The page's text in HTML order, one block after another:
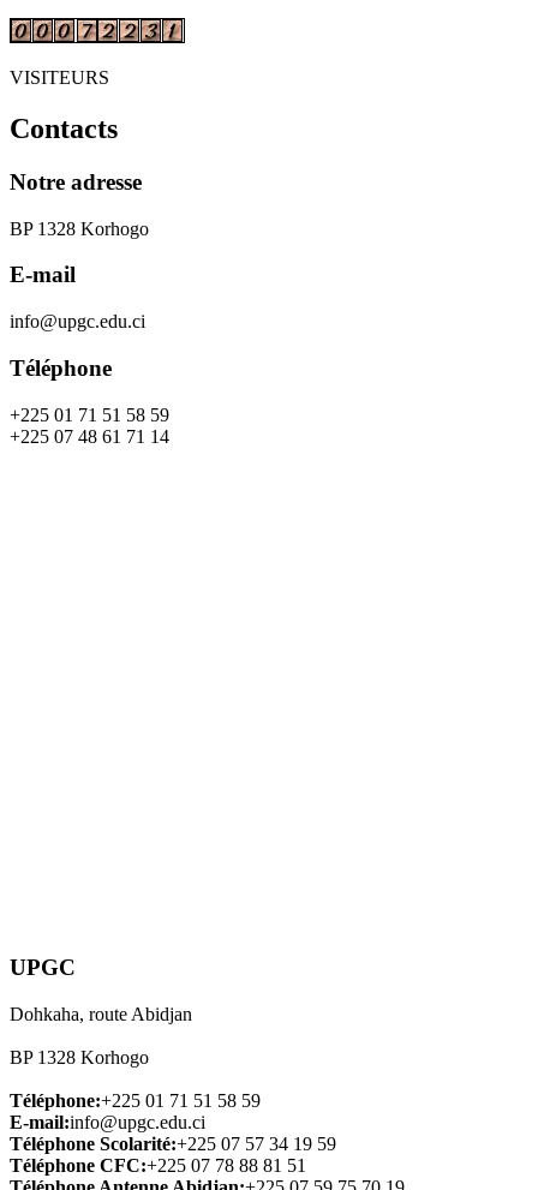
VISITEURS
Contacts
Notre adresse
BP 1328 Korhogo
E-mail
info@upgc.edu.ci
Téléphone
+225 01 71 51 58 59
+225 07 48 61 71 14
UPGC
Dohkaha, route Abidjan
BP 1328 Korhogo
Téléphone:+225 01 71 51 58 59
E-mail:info@upgc.edu.ci
Téléphone Scolarité:+225 07 57 34 19 59
Téléphone CFC:+225 07 78 88 81 51